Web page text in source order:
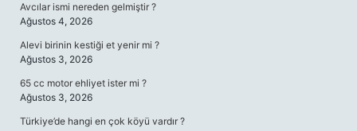
Avcılar ismi nereden gelmiştir ?
Ağustos 4, 2026
Alevi birinin kestiği et yenir mi ?
Ağustos 3, 2026
65 cc motor ehliyet ister mi ?
Ağustos 3, 2026
Türkiye’de hangi en çok köyü vardır ?